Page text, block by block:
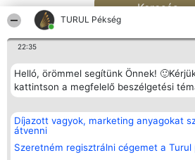
TURUL Pékség
22:35
Helló, örömmel segítünk Önnek!
kattintson a megfelelő beszélgetési
Díjazott vagyok, marketing anyagokat
átvenni
Szeretném regisztrálni cégemet a Turul
Keresés
Rangsorszervező
SC Beautiful Company S.R.L.
Bulevardul Aleea Timișul De
Sus Nr. 2, Bl. A30, Sc. A, Et.
4, Ap. 13
Népszavazás
Nyertesek
listája